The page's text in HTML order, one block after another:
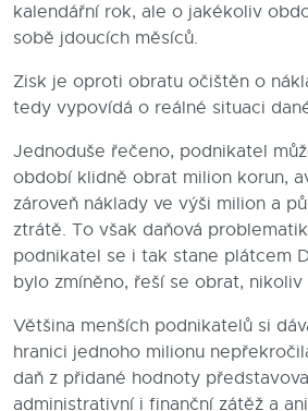
kalendářní rok, ale o jakékoliv
sobě jdoucích měsíců.
Zisk je oproti obratu očištěn o
tedy vypovídá o reálné situaci
Jednoduše řečeno, podnikatel
období klidně obrat milion korun,
zároveň náklady ve výši milion a
ztrátě. To však daňová
podnikatel se i tak stane plátcem
bylo zmíněno, řeší se obrat, nikoliv
Většina menších podnikatelů si
hranici jednoho milionu
daň z přidané hodnoty
administrativní i finanční zátěž a